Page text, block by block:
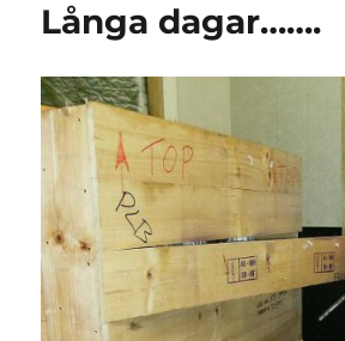
Långa dagar…….